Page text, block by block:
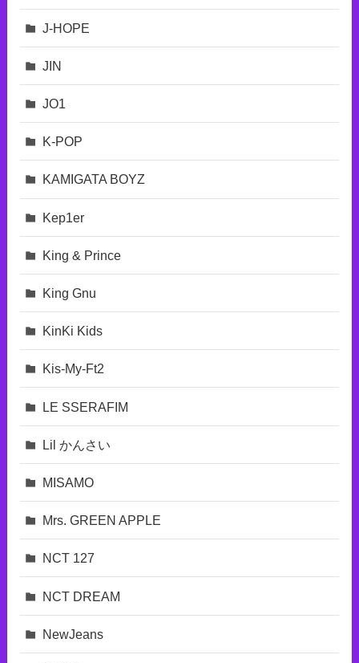
J-HOPE
JIN
JO1
K-POP
KAMIGATA BOYZ
Kep1er
King & Prince
King Gnu
KinKi Kids
Kis-My-Ft2
LE SSERAFIM
Lil かんさい
MISAMO
Mrs. GREEN APPLE
NCT 127
NCT DREAM
NewJeans